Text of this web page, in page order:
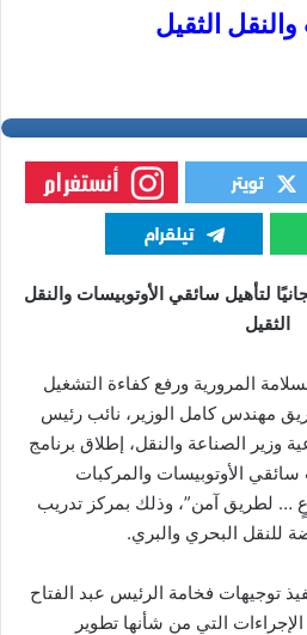
الثقيل
لتأهيل سائقي الأوتوبيسات والنقل
الثقيل
المرورية ورفع كفاءة التشغيل
مهندس كامل الوزير، نائب رئيس
وزير الصناعة والنقل، إطلاق برنامج
الأوتوبيسات والمركبات
… لطريق آمن”، وذلك بمركز تدريب
للنقل البحري والبري.
توجيهات فخامة الرئيس عبد الفتاح
التي من شأنها تطوير